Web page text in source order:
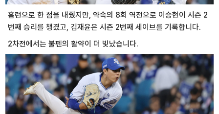
홈런으로 한 점을 내줬지만, 약속의 8회 역전으로 이승현이 시즌 2
번째 승리를 챙겼고, 김재윤은 시즌 2번째 세이브를 기록합니다.
2차전에서는 불펜의 활약이 더 빛났습니다.